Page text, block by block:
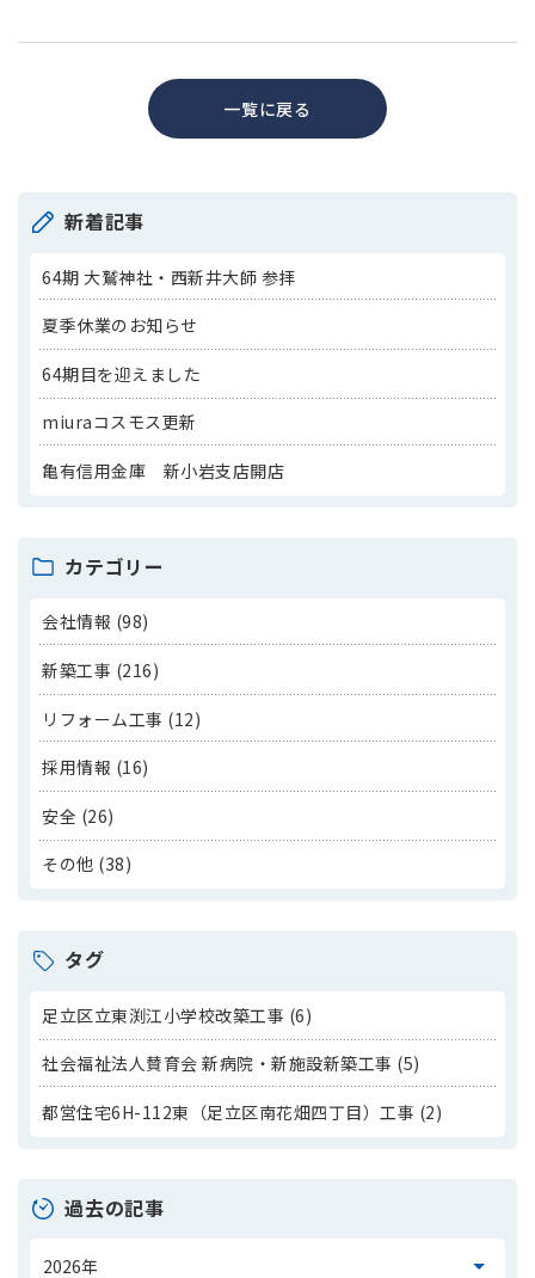
一覧に戻る
新着記事
64期 大鷲神社・西新井大師 参拝
夏季休業のお知らせ
64期目を迎えました
miuraコスモス更新
亀有信用金庫 新小岩支店開店
カテゴリー
会社情報 (98)
新築工事 (216)
リフォーム工事 (12)
採用情報 (16)
安全 (26)
その他 (38)
タグ
足立区立東渕江小学校改築工事 (6)
社会福祉法人賛育会 新病院・新施設新築工事 (5)
都営住宅6H-112東（足立区南花畑四丁目）工事 (2)
過去の記事